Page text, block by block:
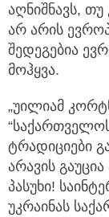
აღნიშნავს,
არ არის
შედეგებია
მოჰყვა.
„უილიამ
ტრადიციები
არავის
პასუხი!
უკრაინას